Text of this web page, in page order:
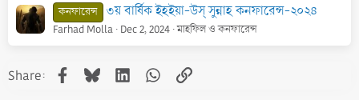
কনফারেন্স ৩য় বার্ষিক ইহইয়া-উস্ সুন্নাহ কনফারেন্স-২০২৪
Farhad Molla Dec 2, 2024 মাহফিল ও কনফারেন্স
Share: Facebook
BlueskyLinkedInWhatsApp
Link